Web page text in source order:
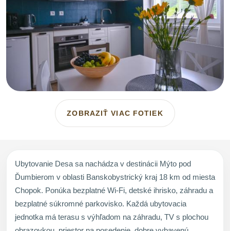
ZOBRAZIŤ VIAC FOTIEK
Ubytovanie Desa sa nachádza v destinácii Mýto pod
Ďumbierom v oblasti Banskobystrický kraj 18 km od miesta
Chopok. Ponúka bezplatné Wi-Fi, detské ihrisko, záhradu a
bezplatné súkromné parkovisko. Každá ubytovacia
jednotka má terasu s výhľadom na záhradu, TV s plochou